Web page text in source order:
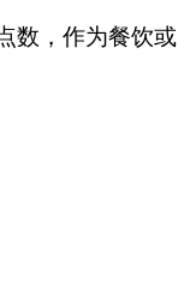
数，作为餐饮或